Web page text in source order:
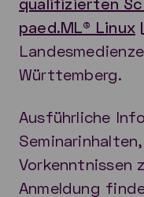
paed.ML® Linux
Württemberg.
Ausführliche
Vorkenntnissen
Anmeldung